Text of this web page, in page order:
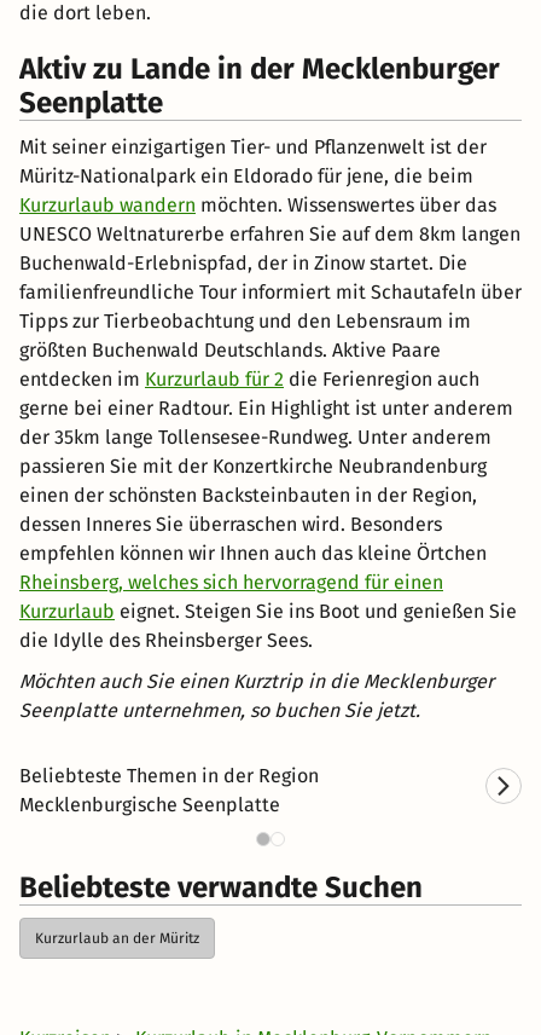
die dort leben.
Aktiv zu Lande in der Mecklenburger
Seenplatte
Mit seiner einzigartigen Tier- und Pflanzenwelt ist der
Müritz-Nationalpark ein Eldorado für jene, die beim
Kurzurlaub wandern möchten. Wissenswertes über das
UNESCO Weltnaturerbe erfahren Sie auf dem 8km langen
Buchenwald-Erlebnispfad, der in Zinow startet. Die
familienfreundliche Tour informiert mit Schautafeln über
Tipps zur Tierbeobachtung und den Lebensraum im
größten Buchenwald Deutschlands. Aktive Paare
entdecken im Kurzurlaub für 2 die Ferienregion auch
gerne bei einer Radtour. Ein Highlight ist unter anderem
der 35km lange Tollensesee-Rundweg. Unter anderem
passieren Sie mit der Konzertkirche Neubrandenburg
einen der schönsten Backsteinbauten in der Region,
dessen Inneres Sie überraschen wird. Besonders
empfehlen können wir Ihnen auch das kleine Örtchen
Rheinsberg, welches sich hervorragend für einen
Kurzurlaub eignet. Steigen Sie ins Boot und genießen Sie
die Idylle des Rheinsberger Sees.
Möchten auch Sie einen Kurztrip in die Mecklenburger
Seenplatte unternehmen, so buchen Sie jetzt.
Beliebteste Themen in der Region
Mecklenburgische Seenplatte
Familienhotels an der
Mecklenburgischen Seenplatte
Beliebteste verwandte Suchen
Kurzurlaub an der Müritz